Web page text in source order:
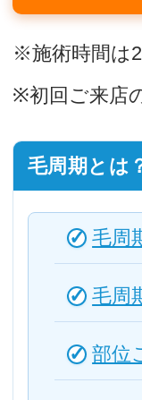
※施術時間は
※初回ご来店
毛周期とは
毛周
毛周
部位